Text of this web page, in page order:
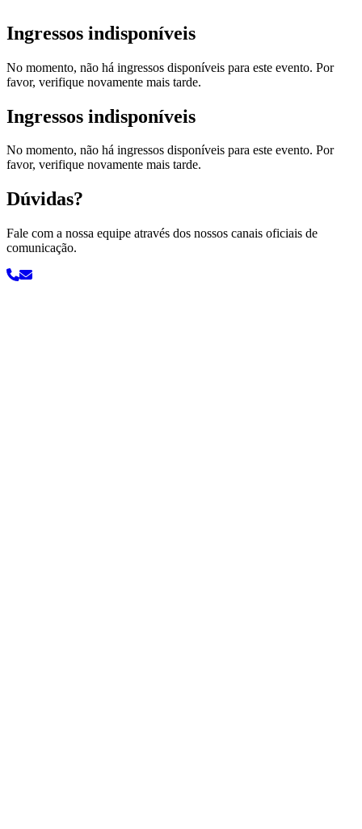
Ingressos indisponíveis
No momento, não há ingressos disponíveis para este evento. Por
favor, verifique novamente mais tarde.
Ingressos indisponíveis
No momento, não há ingressos disponíveis para este evento. Por
favor, verifique novamente mais tarde.
Dúvidas?
Fale com a nossa equipe através dos nossos canais oficiais de
comunicação.